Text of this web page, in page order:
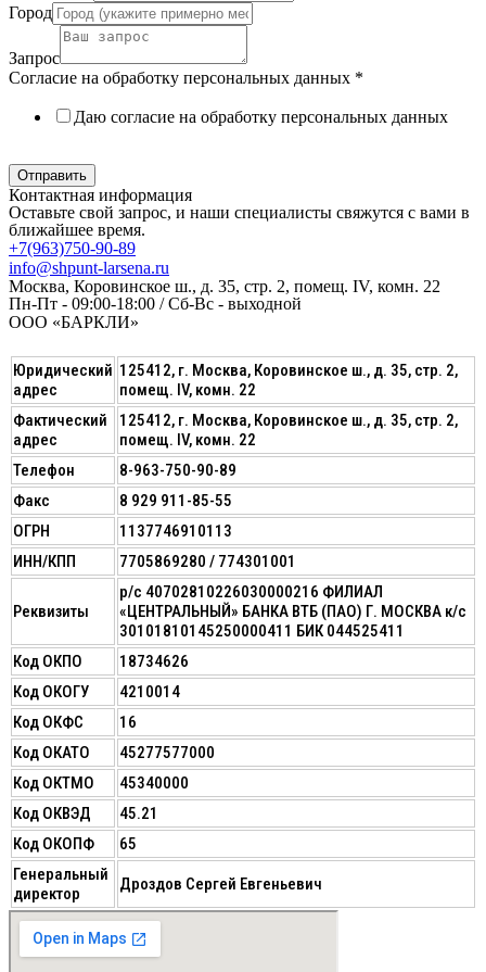
Город
Запрос
Согласие на обработку персональных данных *
Даю согласие на обработку персональных данных
Отправить
Контактная информация
Оставьте свой запрос, и наши специалисты свяжутся с вами в
ближайшее время.
+7(963)750-90-89
info@shpunt-larsena.ru
Москва, Коровинское ш., д. 35, стр. 2, помещ. IV, комн. 22
Пн-Пт - 09:00-18:00 / Сб-Вс - выходной
ООО «БАРКЛИ»
Юридический
адрес
125412, г. Москва, Коровинское ш., д. 35, стр. 2,
помещ. IV, комн. 22
Фактический
адрес
125412, г. Москва, Коровинское ш., д. 35, стр. 2,
помещ. IV, комн. 22
Телефон
8-963-750-90-89
Факс
8 929 911-85-55
ОГРН
1137746910113
ИНН/КПП
7705869280 / 774301001
Реквизиты
р/с 40702810226030000216 ФИЛИАЛ
«ЦЕНТРАЛЬНЫЙ» БАНКА ВТБ (ПАО) Г. МОСКВА к/с
30101810145250000411 БИК 044525411
Код ОКПО
18734626
Код ОКОГУ
4210014
Код ОКФС
16
Код ОКАТО
45277577000
Код ОКТМО
45340000
Код ОКВЭД
45.21
Код ОКОПФ
65
Генеральный
директор
Дроздов Сергей Евгеньевич